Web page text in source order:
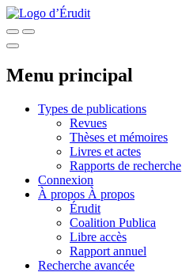
Menu principal
Types de publications
Revues
Thèses et mémoires
Livres et actes
Rapports de recherche
Connexion
À propos À propos
Érudit
Coalition Publica
Libre accès
Rapport annuel
Recherche avancée